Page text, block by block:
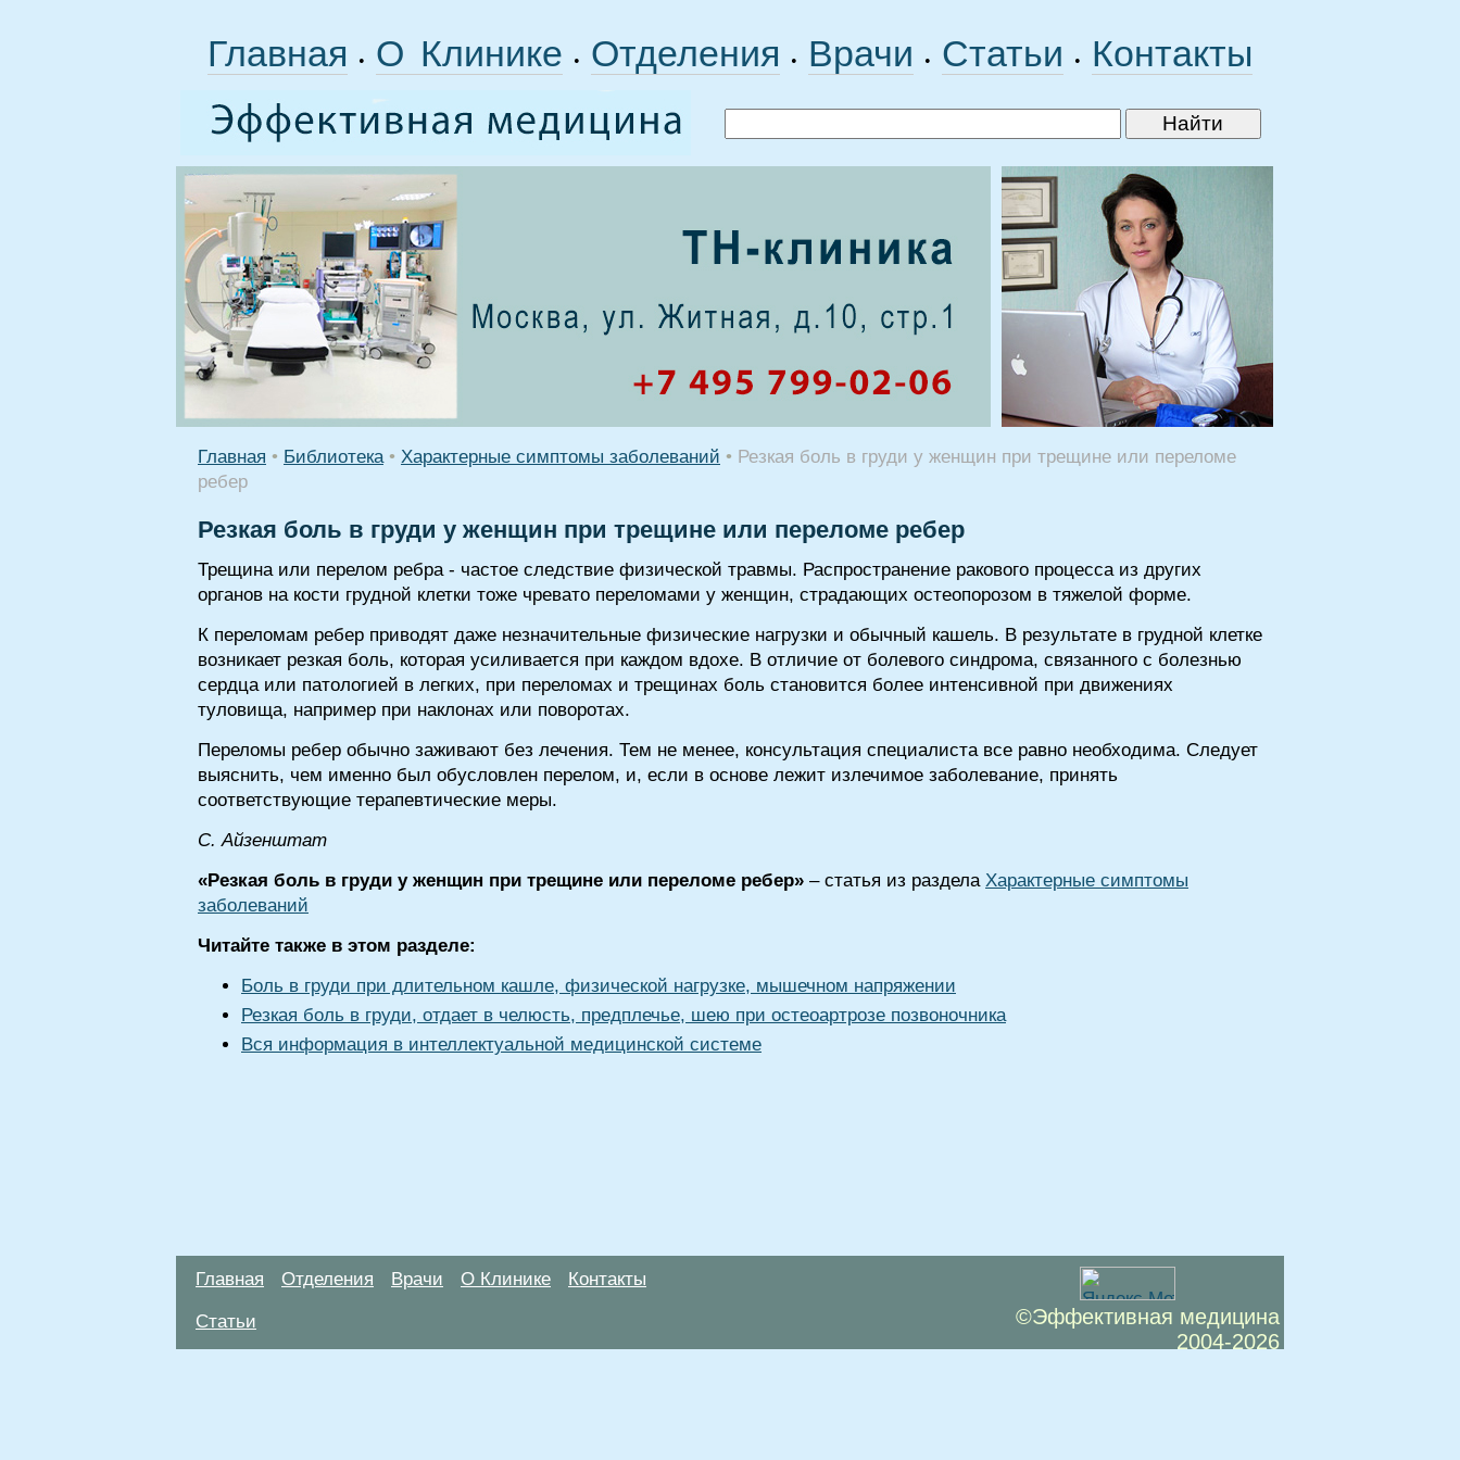
Главная • О Клинике • Отделения • Врачи • Статьи • Контакты
Главная • Библиотека • Характерные симптомы заболеваний • Резкая боль в груди у женщин при трещине или переломе
ребер
Резкая боль в груди у женщин при трещине или переломе ребер
Трещина или перелом ребра - частое следствие физической травмы. Распространение ракового процесса из других
органов на кости грудной клетки тоже чревато переломами у женщин, страдающих остеопорозом в тяжелой форме.
К переломам ребер приводят даже незначительные физические нагрузки и обычный кашель. В результате в грудной клетке
возникает резкая боль, которая усиливается при каждом вдохе. В отличие от болевого синдрома, связанного с болезнью
сердца или патологией в легких, при переломах и трещинах боль становится более интенсивной при движениях
туловища, например при наклонах или поворотах.
Переломы ребер обычно заживают без лечения. Тем не менее, консультация специалиста все равно необходима. Следует
выяснить, чем именно был обусловлен перелом, и, если в основе лежит излечимое заболевание, принять
соответствующие терапевтические меры.
С. Айзенштат
«Резкая боль в груди у женщин при трещине или переломе ребер» – статья из раздела Характерные симптомы
заболеваний
Читайте также в этом разделе:
Боль в груди при длительном кашле, физической нагрузке, мышечном напряжении
Резкая боль в груди, отдает в челюсть, предплечье, шею при остеоартрозе позвоночника
Вся информация в интеллектуальной медицинской системе
Главная Отделения Врачи О Клинике Контакты
Статьи
©Эффективная медицина
2004-2026